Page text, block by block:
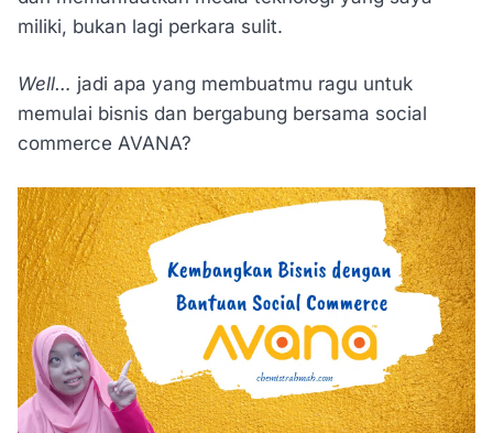
miliki, bukan lagi perkara sulit.
Well… jadi apa yang membuatmu ragu untuk
memulai bisnis dan bergabung bersama social
commerce AVANA?